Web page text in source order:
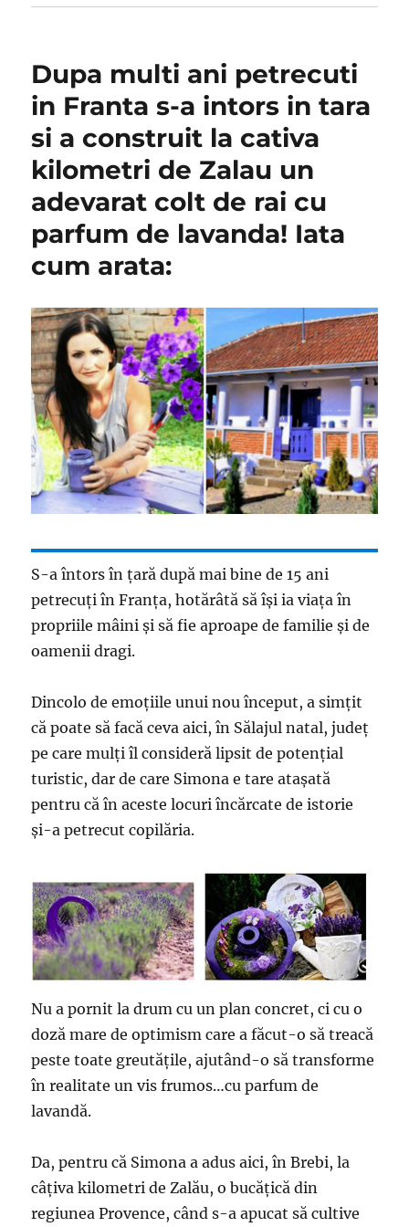
Dupa multi ani petrecuti
in Franta s-a intors in tara
si a construit la cativa
kilometri de Zalau un
adevarat colt de rai cu
parfum de lavanda! Iata
cum arata:
S-a întors în țară după mai bine de 15 ani
petrecuți în Franța, hotărâtă să își ia viața în
propriile mâini și să fie aproape de familie și de
oamenii dragi.
Dincolo de emoțiile unui nou început, a simțit
că poate să facă ceva aici, în Sălajul natal, județ
pe care mulți îl consideră lipsit de potențial
turistic, dar de care Simona e tare atașată
pentru că în aceste locuri încărcate de istorie
și-a petrecut copilăria.
Nu a pornit la drum cu un plan concret, ci cu o
doză mare de optimism care a făcut-o să treacă
peste toate greutățile, ajutând-o să transforme
în realitate un vis frumos…cu parfum de
lavandă.
Da, pentru că Simona a adus aici, în Brebi, la
câțiva kilometri de Zalău, o bucățică din
regiunea Provence, când s-a apucat să cultive